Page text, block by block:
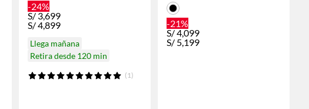
-24%
S/ 3,699
S/4,899
Llega mañana
Retira desde 120 min
(1)
-21%
S/4,099
S/ 5,199